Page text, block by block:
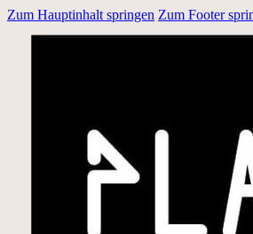
Zum Hauptinhalt springen Zum Footer